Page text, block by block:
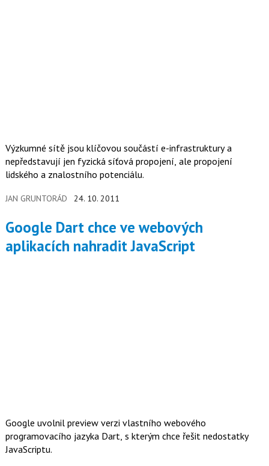
Výzkumné sítě jsou klíčovou součástí e-infrastruktury a
nepředstavují jen fyzická síťová propojení, ale propojení
lidského a znalostního potenciálu.
JAN GRUNTORÁD 24. 10. 2011
Google Dart chce ve webových
aplikacích nahradit JavaScript
Google uvolnil preview verzi vlastního webového
programovacího jazyka Dart, s kterým chce řešit nedostatky
JavaScriptu.